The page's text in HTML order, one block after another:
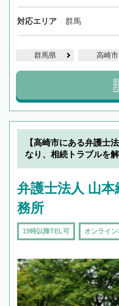
対応エリア 群馬
群馬県 高崎市
【高崎市にある弁護士
なり、相続トラブルを解
弁護士法人 山
務所
19時以降TEL可 オンライ